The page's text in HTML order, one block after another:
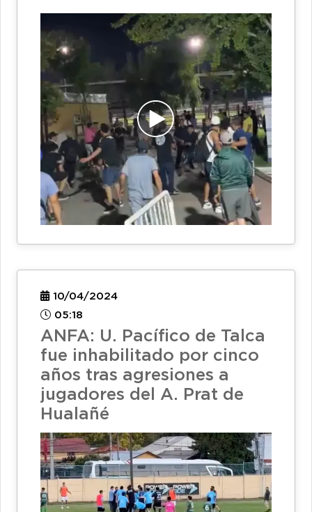
10/04/2024
05:18
ANFA: U. Pacífico de Talca
fue inhabilitado por cinco
años tras agresiones a
jugadores del A. Prat de
Hualañé